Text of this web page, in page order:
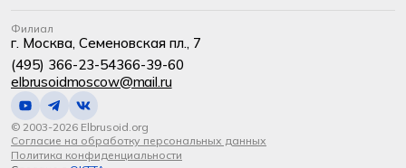
Филиал
г. Москва, Семеновская пл., 7
(495) 366-23-54366-39-60
elbrusoidmoscow@mail.ru
© 2003-2026 Elbrusoid.org
Согласие на обработку персональных данных
Политика конфиденциальности